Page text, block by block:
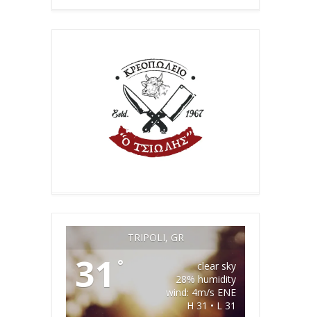
TRIPOLI, GR
31 °
clear sky
28% humidity
wind: 4m/s ENE
H 31 • L 31